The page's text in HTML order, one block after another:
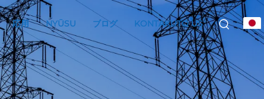
応用 NYŪSU ブログ KONTAKUTO US